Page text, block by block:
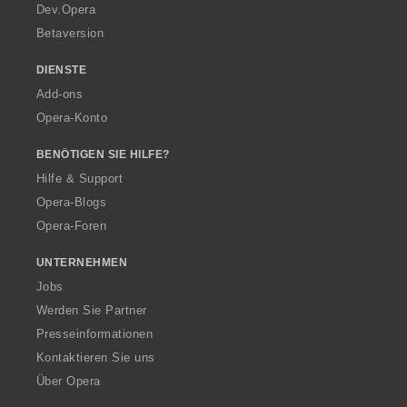
a
Dev.Opera
Betaversion
DIENSTE
Add-ons
Opera-Konto
BENÖTIGEN SIE HILFE?
Hilfe & Support
Opera-Blogs
Opera-Foren
UNTERNEHMEN
Jobs
Werden Sie Partner
Presseinformationen
Kontaktieren Sie uns
Über Opera